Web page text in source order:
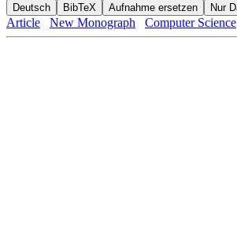
Article New Monograph Computer Science